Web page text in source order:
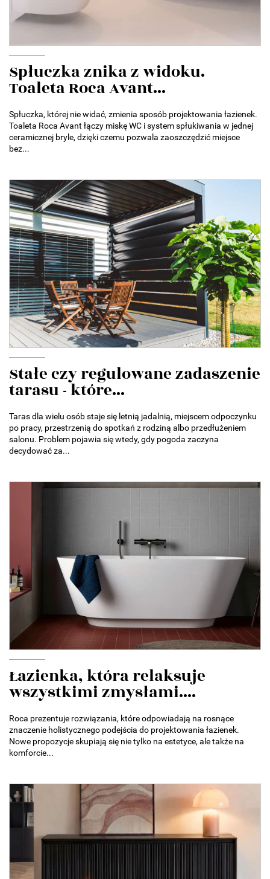
Spłuczka znika z widoku.
Toaleta Roca Avant...
Spłuczka, której nie widać, zmienia sposób projektowania łazienek.
Toaleta Roca Avant łączy miskę WC i system spłukiwania w jednej
ceramicznej bryle, dzięki czemu pozwala zaoszczędzić miejsce
bez...
Stałe czy regulowane zadaszenie
tarasu - które...
Taras dla wielu osób staje się letnią jadalnią, miejscem odpoczynku
po pracy, przestrzenią do spotkań z rodziną albo przedłużeniem
salonu. Problem pojawia się wtedy, gdy pogoda zaczyna
decydować za...
Łazienka, która relaksuje
wszystkimi zmysłami....
Roca prezentuje rozwiązania, które odpowiadają na rosnące
znaczenie holistycznego podejścia do projektowania łazienek.
Nowe propozycje skupiają się nie tylko na estetyce, ale także na
komforcie...